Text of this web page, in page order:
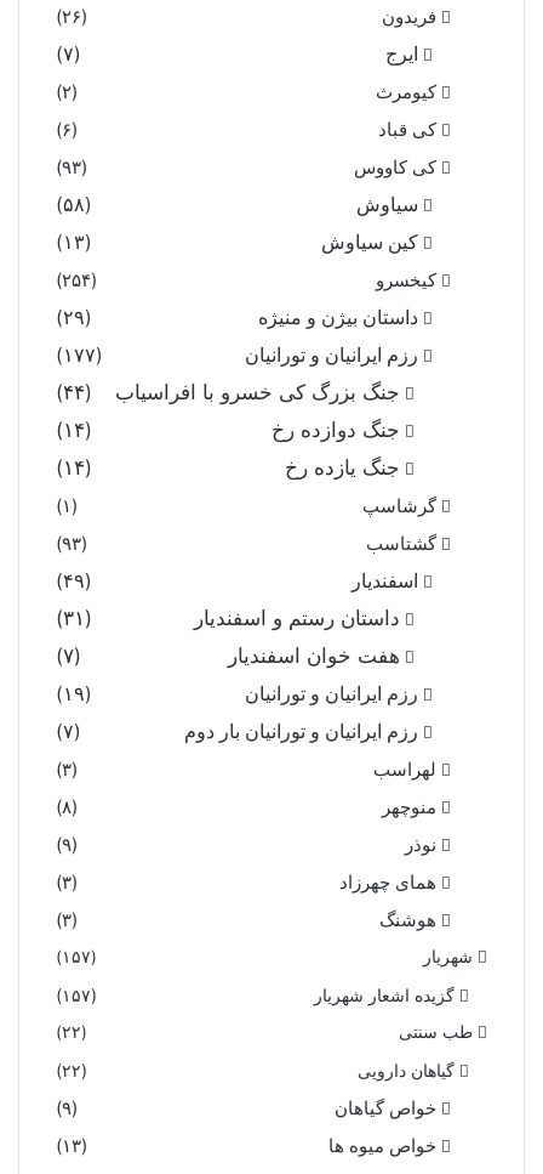
فریدون
(۲۶)
ایرج
(۷)
کیومرث
(۲)
کی قباد
(۶)
کی کاووس
(۹۳)
سیاوش
(۵۸)
کین سیاوش
(۱۳)
کیخسرو
(۲۵۴)
داستان بیژن و منیژه
(۲۹)
رزم ایرانیان و تورانیان
(۱۷۷)
جنگ بزرگ کی خسرو با افراسیاب
(۴۴)
جنگ دوازده رخ
(۱۴)
جنگ یازده رخ
(۱۴)
گرشاسپ
(۱)
گشتاسب
(۹۳)
اسفندیار
(۴۹)
داستان رستم و اسفندیار
(۳۱)
هفت خوان اسفندیار
(۷)
رزم ایرانیان و تورانیان
(۱۹)
رزم ایرانیان و تورانیان بار دوم
(۷)
لهراسب
(۳)
منوچهر
(۸)
نوذر
(۹)
هماى چهرزاد
(۳)
هوشنگ
(۳)
شهریار (۱۵۷)
گزیده اشعار شهریار (۱۵۷)
طب سنتی (۲۲)
گیاهان دارویی (۲۲)
خواص گیاهان
(۹)
خواص میوه ها
(۱۳)